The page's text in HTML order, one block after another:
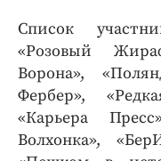
Список
«Розовый
Ворона»,
Фербер»,
«Карьера
Волхонка»,